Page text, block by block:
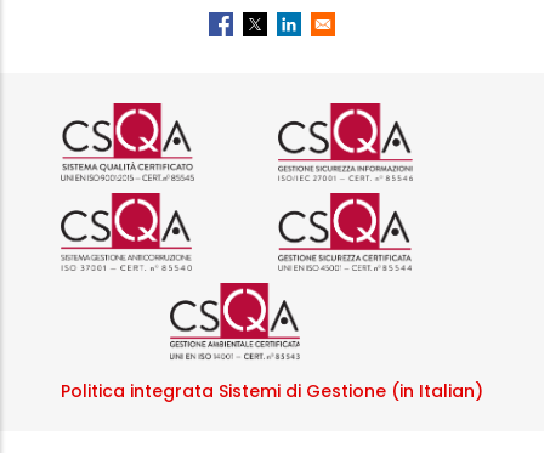
Logo certificazione ISO 9001
Logo
Logo certificazione ISO 37001
Logo
Logo certificazione ISO
Politica integrata Sistemi di Gestione (in Italian)